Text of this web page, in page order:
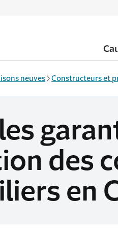
neuves Constructeurs et
des
en